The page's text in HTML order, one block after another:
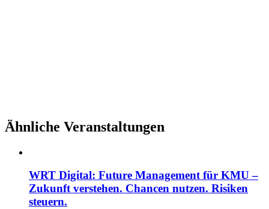
Ähnliche Veranstaltungen
WRT Digital: Future Management für KMU –
Zukunft verstehen. Chancen nutzen. Risiken
steuern.